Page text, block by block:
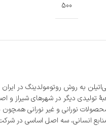
500
نیاز مصرف‌کنندگان، پس از تأسیس اولین شعبه خود در
نورانی و غیر نورانی
انسانی، سه اصل اساسی در